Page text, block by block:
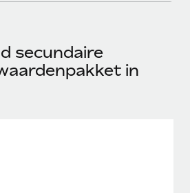
secundaire
in